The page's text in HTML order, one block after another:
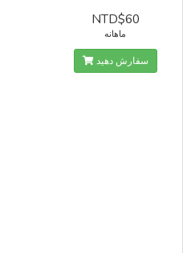
NTD$60
ماهانه
سفارش دهید